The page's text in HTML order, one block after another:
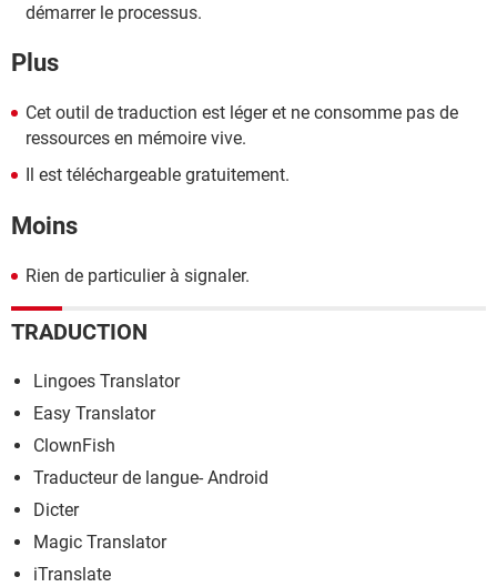
démarrer le processus.
Plus
Cet outil de traduction est léger et ne consomme pas de
ressources en mémoire vive.
Il est téléchargeable gratuitement.
Moins
Rien de particulier à signaler.
TRADUCTION
Lingoes Translator
Easy Translator
ClownFish
Traducteur de langue- Android
Dicter
Magic Translator
iTranslate